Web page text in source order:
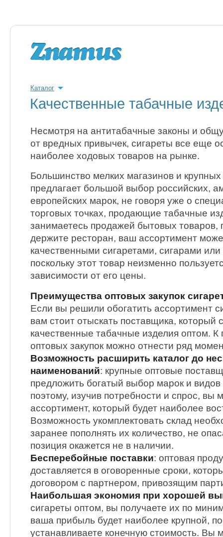
Каталог
Качественные табачные
Несмотря на антитабачные законы и
от вредных привычек, сигареты все еще
наиболее ходовых товаров на рынке.
Большинство мелких магазинов и крупных
предлагает большой выбор российских,
европейских марок, не говоря уже о
торговых точках, продающие табачные
занимаетесь продажей бытовых товаров,
держите ресторан, ваш ассортимент
качественными сигаретами, сигарами
поскольку этот товар неизменно
зависимости от его цены.
Преимущества оптовых закупок
Если вы решили обогатить ассортимент
вам стоит отыскать поставщика, который
качественные табачные изделия оптом.
оптовых закупок можно отнести ряд
Возможность расширить каталог до
наименований: крупные оптовые
предложить богатый выбор марок и
поэтому, изучив потребности и спрос,
ассортимент, который будет наиболее
Возможность укомплектовать склад
заранее пополнять их количество, не
позиция окажется не в наличии.
Бесперебойные поставки: оптовая
доставляется в оговоренные сроки,
договором с партнером, привозящим
Наибольшая экономия при хорошей
сигареты оптом, вы получаете их по
ваша прибыль будет наиболее крупной,
устанавливаете конечную стоимость. Вы